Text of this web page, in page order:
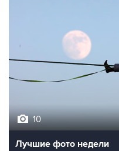
10
Лучшие фото недели